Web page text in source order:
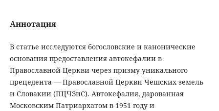
Аннотация
В статье исследуются богословские и канонические
основания предоставления автокефалии в
Православной Церкви через призму уникального
прецедента — Православной Церкви Чешских земель
и Словакии (ПЦЧЗиС). Автокефалия, дарованная
Московским Патриархатом в 1951 году и